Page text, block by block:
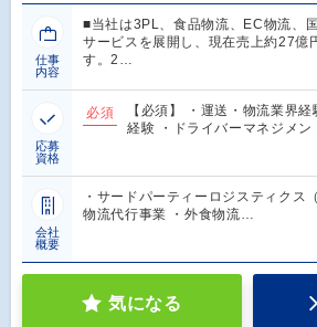
仕事
内容
■当社は3PL、食品物流、EC物流、
サービスを展開し、現在売上約27億
す。2…
応募
資格
必須
【必須】 ・運送・物流業界
経験 ・ドライバーマネジメ
会社
概要
・サードパーティーロジスティクス
物流代行事業 ・外食物流…
気になる